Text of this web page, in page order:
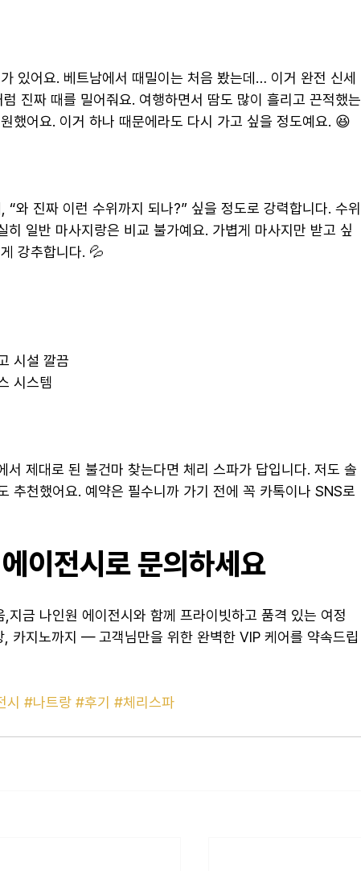
있어요. 베트남에서 때밀이는 처음 봤는데… 이거 완전 신세
진짜 때를 밀어줘요. 여행하면서 땀도 많이 흘리고 끈적했는
했어요. 이거 하나 때문에라도 다시 가고 싶을 정도예요. 😆
와 진짜 이런 수위까지 되나?” 싶을 정도로 강력합니다. 수위
일반 마사지랑은 비교 불가예요. 가볍게 마사지만 받고 싶
강추합니다. 💦
시설 깔끔
시스템
서 제대로 된 불건마 찾는다면 체리 스파가 답입니다. 저도 솔
추천했어요. 예약은 필수니까 가기 전에 꼭 카톡이나 SNS로
이전시로 문의하세요
지금 나인원 에이전시와 함께 프라이빗하고 품격 있는 여정
카지노까지 — 고객님만을 위한 완벽한 VIP 케어를 약속드립
#나트랑 #후기 #체리스파